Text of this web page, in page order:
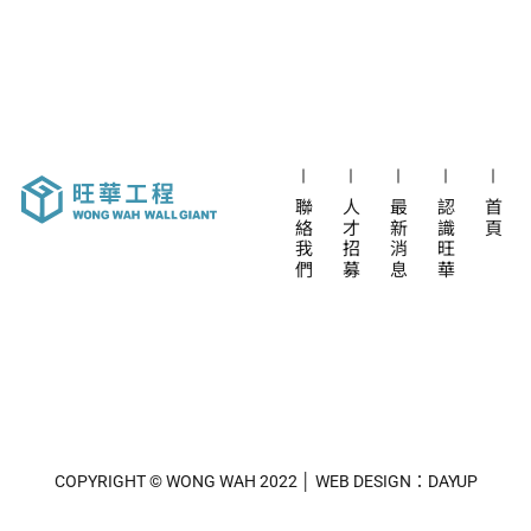
COPYRIGHT © WONG WAH 2022 │ WEB DESIGN：DAYUP
聯絡我們 人才招募 最新消息 認識旺華 首頁